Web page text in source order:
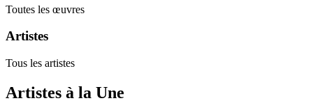
Toutes les œuvres
Artistes
Tous les artistes
Artistes à la Une